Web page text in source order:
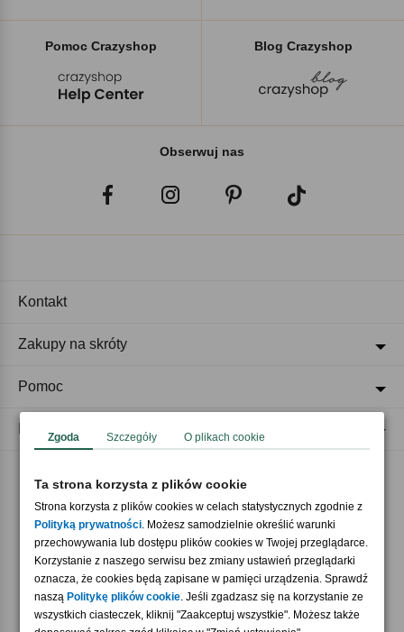
Pomoc Crazyshop Blog Crazyshop
Obserwuj nas
Akceptujemy płatności
Kontakt
Zakupy na skróty
Pomoc
Zgoda Szczegóły O plikach cookie
Ta strona korzysta z plików cookie
Strona korzysta z plików cookies w celach statystycznych zgodnie z
Polityką prywatności. Możesz samodzielnie określić warunki
przechowywania lub dostępu plików cookies w Twojej przeglądarce.
Korzystanie z naszego serwisu bez zmiany ustawień przeglądarki
oznacza, że cookies będą zapisane w pamięci urządzenia. Sprawdź
naszą Politykę plików cookie. Jeśli zgadzasz się na korzystanie ze
wszystkich ciasteczek, kliknij "Zaakceptuj wszystkie". Możesz także